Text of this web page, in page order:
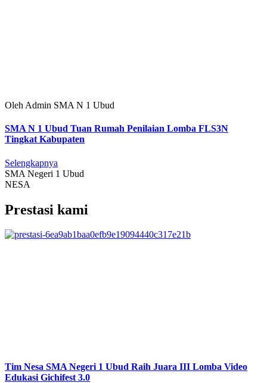
Oleh Admin SMA N 1 Ubud
SMA N 1 Ubud Tuan Rumah Penilaian Lomba FLS3N
Tingkat Kabupaten
Selengkapnya
SMA Negeri 1 Ubud
NESA
Prestasi kami
Tim Nesa SMA Negeri 1 Ubud Raih Juara III Lomba Video
Edukasi Gichifest 3.0